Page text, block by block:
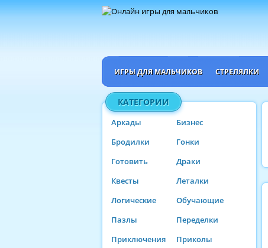
ИГРЫ ДЛЯ МАЛЬЧИКОВ СТРЕЛЯЛКИ
КАТЕГОРИИ
Аркады
Бизнес
Бродилки
Гонки
Готовить
Драки
Квесты
Леталки
Логические
Обучающие
Пазлы
Переделки
Приключения
Приколы